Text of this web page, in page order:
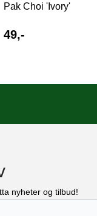
Pak Choi 'Ivory'
49,-
nyheter og tilbud!